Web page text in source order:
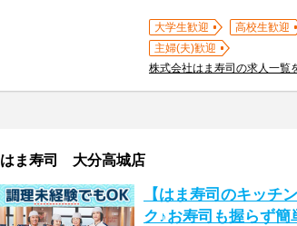
大学生歓迎 高校生歓迎
主婦(夫)歓迎
株式会社はま寿司の求人一覧
はま寿司 大分高城店
【はま寿司のキッチ
ク♪お寿司も握らず